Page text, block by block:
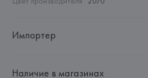
Импортер
"БелВиринея"
Наличие в магазинах